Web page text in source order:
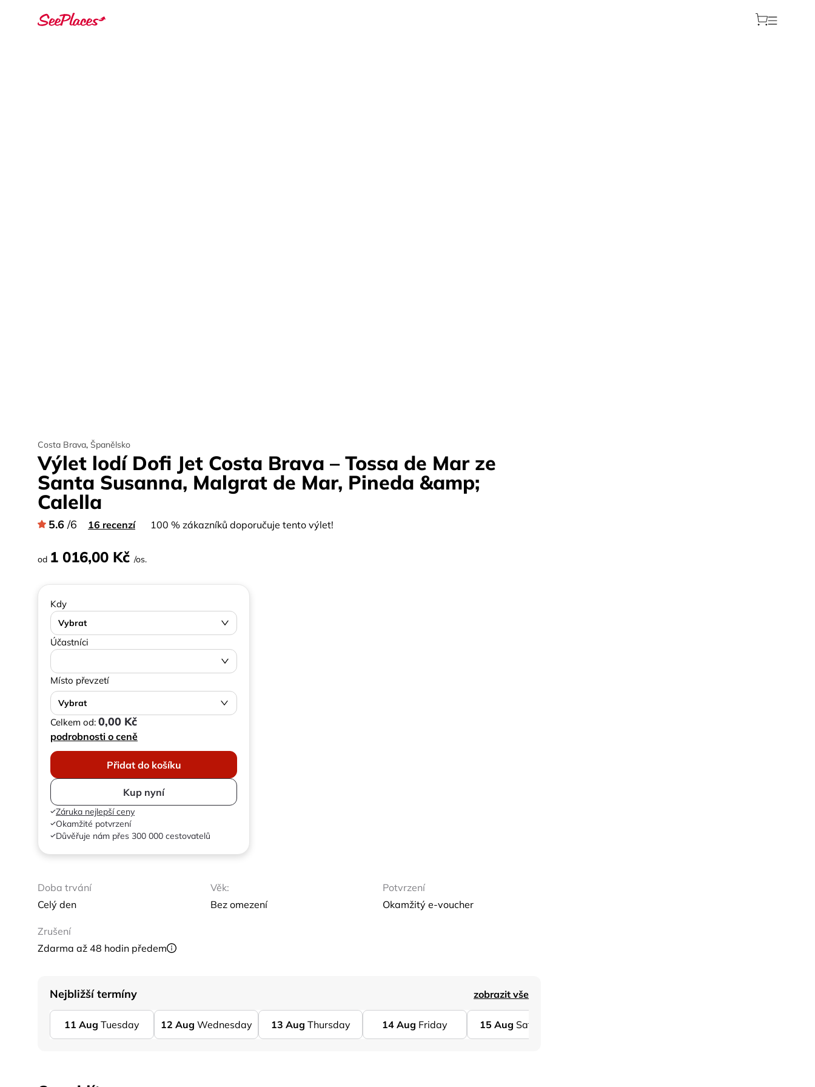
Costa Brava, Španělsko
Výlet lodí Dofi Jet Costa Brava – Tossa de Mar ze
Santa Susanna, Malgrat de Mar, Pineda &amp;
Calella
5.6 /6 16 recenzí 100 % zákazníků doporučuje tento výlet!
od 1 016,00 Kč /os.
Kdy
Vybrat
Účastníci
Místo převzetí
Vybrat
Celkem od: 0,00 Kč
podrobnosti o ceně
Přidat do košíku
Kup nyní
Záruka nejlepší ceny
Okamžité potvrzení
Důvěřuje nám přes 300 000 cestovatelů
Doba trvání
Celý den
Věk:
Bez omezení
Potvrzení
Okamžitý e-voucher
Zrušení
Zdarma až 48 hodin předem
Nejbližší termíny zobrazit vše
11 Aug Tuesday 12 Aug Wednesday 13 Aug Thursday 14 Aug Friday 15 Aug Saturday